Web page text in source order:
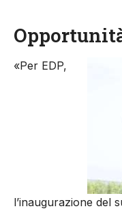
«Per EDP,
l’inaugurazione del